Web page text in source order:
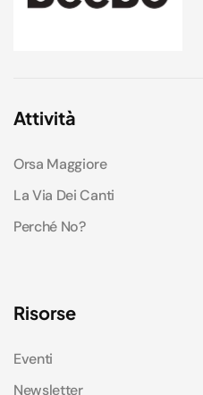
Attività
Orsa Maggiore
La Via Dei Canti
Perché No?
Risorse
Eventi
Newsletter